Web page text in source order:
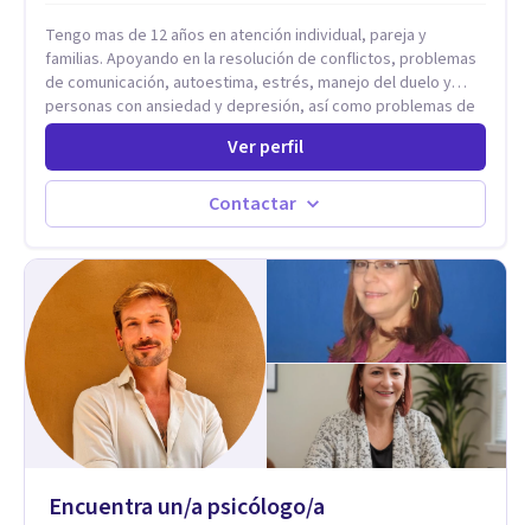
Tengo mas de 12 años en atención individual, pareja y
familias. Apoyando en la resolución de conflictos, problemas
de comunicación, autoestima, estrés, manejo del duelo y
personas con ansiedad y depresión, así como problemas de
conducta y comportamiento. Desarrollo de personas
Estableciendo metas a corto y largo plazo, es vital para la
vida de cada uno tener su propia vision.
Ver perfil
Contactar
Encuentra un/a psicólogo/a